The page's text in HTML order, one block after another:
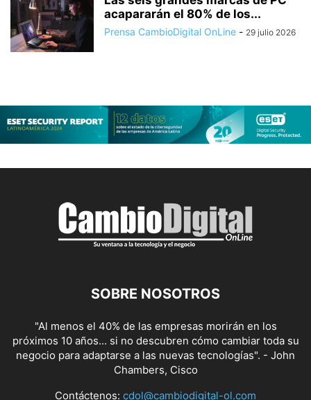
acapararán el 80% de los...
Prensa CambioDigital OnLine - 29 julio 2026
SOBRE NOSOTROS
"Al menos el 40% de las empresas morirán en los
próximos 10 años... si no descubren cómo cambiar toda su
negocio para adaptarse a las nuevas tecnologías". - John
Chambers, Cisco
Contáctenos: cdol@cambiodigital-ol.com